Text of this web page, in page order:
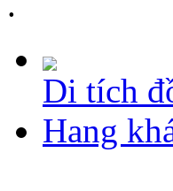
Di tích
Hang